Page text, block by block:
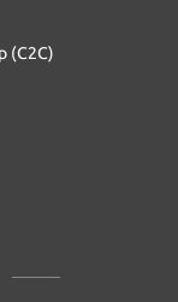
(C2C)